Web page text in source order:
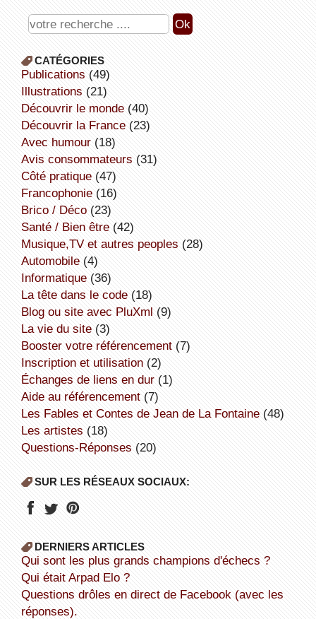
CATÉGORIES
publications (49)
illustrations (21)
découvrir le monde(40)
découvrir la France(23)
avec humour(18)
avis consommateurs (31)
côté pratique(47)
Francophonie(16)
Brico / Déco(23)
Santé / Bien être(42)
Musique,TV et autres peoples (28)
Automobile(4)
informatique(36)
la tête dans le code(18)
Blog ou site avec PluXml (9)
la vie du site(3)
booster votre référencement(7)
inscription et utilisation(2)
échanges de liens en dur(1)
aide au référencement(7)
Les Fables et Contes de Jean de La Fontaine(48)
Les artistes (18)
Questions-Réponses (20)
SUR LES RÉSEAUX SOCIAUX:
DERNIERS ARTICLES
Qui sont les plus grands champions d'échecs ?
Qui était Arpad Elo ?
Questions drôles en direct de Facebook (avec les
réponses).